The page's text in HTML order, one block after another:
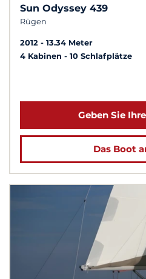
Sun Odyssey 439
Rügen
2012
13.34 Meter
4 Kabinen
10 Schlafplätze
Geben Sie
Das Boot